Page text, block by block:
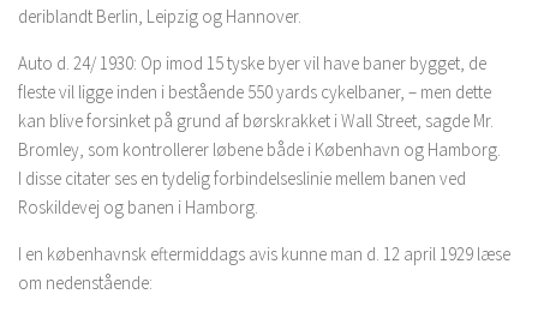
deriblandt Berlin, Leipzig og Hannover.
Auto d. 24/ 1930: Op imod 15 tyske byer vil have baner bygget, de
fleste vil ligge inden i bestående 550 yards cykelbaner, – men dette
kan blive forsinket på grund af børskrakket i Wall Street, sagde Mr.
Bromley, som kontrollerer løbene både i København og Hamborg.
I disse citater ses en tydelig forbindelseslinie mellem banen ved
Roskildevej og banen i Hamborg.
I en københavnsk eftermiddags avis kunne man d. 12 april 1929 læse
om nedenstående: